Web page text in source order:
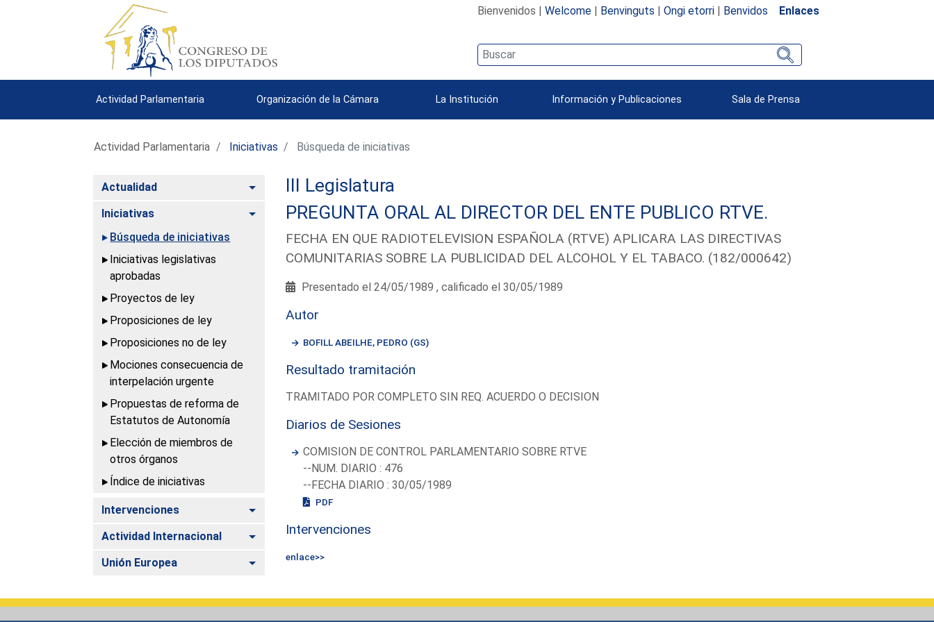
Bienvenidos | Welcome| Benvinguts | Ongi etorri| Benvidos Enlaces
Actividad Parlamentaria Organización de la Cámara La Institución Información y Publicaciones Sala de Prensa
Actividad Parlamentaria Iniciativas Búsqueda de iniciativas
Actualidad Alternar
Iniciativas
Alternar
Búsqueda de iniciativas
Iniciativas legislativas
aprobadas
Proyectos de ley
Proposiciones de ley
Proposiciones no de ley
Mociones consecuencia de
interpelación urgente
Propuestas de reforma de
Estatutos de Autonomía
Elección de miembros de
otros órganos
Índice de iniciativas
Intervenciones Alternar
Actividad Internacional Alternar
Unión Europea Alternar
III Legislatura
PREGUNTA ORAL AL DIRECTOR DEL ENTE PUBLICO RTVE.
FECHA EN QUE RADIOTELEVISION ESPAÑOLA (RTVE) APLICARA LAS DIRECTIVAS
COMUNITARIAS SOBRE LA PUBLICIDAD DEL ALCOHOL Y EL TABACO. (182/000642)
Presentado el 24/05/1989 , calificado el 30/05/1989
Autor
BOFILL ABEILHE, PEDRO (GS)
Resultado tramitación
TRAMITADO POR COMPLETO SIN REQ. ACUERDO O DECISION
Diarios de Sesiones
COMISION DE CONTROL PARLAMENTARIO SOBRE RTVE
--NUM. DIARIO : 476
--FECHA DIARIO : 30/05/1989
PDF
Intervenciones
enlace>>